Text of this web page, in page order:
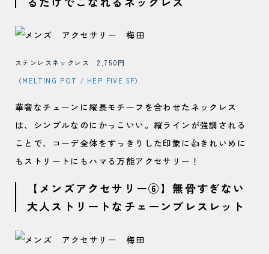
ステンレスネックレス 2,750円
（MELTING POT / HEP FIVE 5F）
華奢なチェーンに縦長モチーフを合わせたネックレス
は、シンプルなのにかっこいい。縦ラインが強調される
ことで、コーデ全体をすっきりした印象に👍きれいめに
もストリートにもハマる万能アクセサリー！
【メンズアクセサリー⑥】無骨すぎない
大人ストリートなチェーンブレスレット